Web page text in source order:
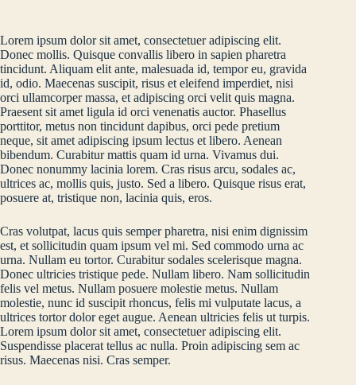
Lorem ipsum dolor sit amet, consectetuer adipiscing elit.
Donec mollis. Quisque convallis libero in sapien pharetra
tincidunt. Aliquam elit ante, malesuada id, tempor eu, gravida
id, odio. Maecenas suscipit, risus et eleifend imperdiet, nisi
orci ullamcorper massa, et adipiscing orci velit quis magna.
Praesent sit amet ligula id orci venenatis auctor. Phasellus
porttitor, metus non tincidunt dapibus, orci pede pretium
neque, sit amet adipiscing ipsum lectus et libero. Aenean
bibendum. Curabitur mattis quam id urna. Vivamus dui.
Donec nonummy lacinia lorem. Cras risus arcu, sodales ac,
ultrices ac, mollis quis, justo. Sed a libero. Quisque risus erat,
posuere at, tristique non, lacinia quis, eros.
Cras volutpat, lacus quis semper pharetra, nisi enim dignissim
est, et sollicitudin quam ipsum vel mi. Sed commodo urna ac
urna. Nullam eu tortor. Curabitur sodales scelerisque magna.
Donec ultricies tristique pede. Nullam libero. Nam sollicitudin
felis vel metus. Nullam posuere molestie metus. Nullam
molestie, nunc id suscipit rhoncus, felis mi vulputate lacus, a
ultrices tortor dolor eget augue. Aenean ultricies felis ut turpis.
Lorem ipsum dolor sit amet, consectetuer adipiscing elit.
Suspendisse placerat tellus ac nulla. Proin adipiscing sem ac
risus. Maecenas nisi. Cras semper.